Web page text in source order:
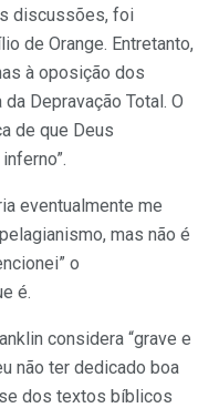
discussões, foi
de Orange. Entretanto,
à oposição dos
Depravação Total. O
de que Deus
eventualmente me
mas não é
o
é.
considera “grave e
não ter dedicado boa
dos textos bíblicos